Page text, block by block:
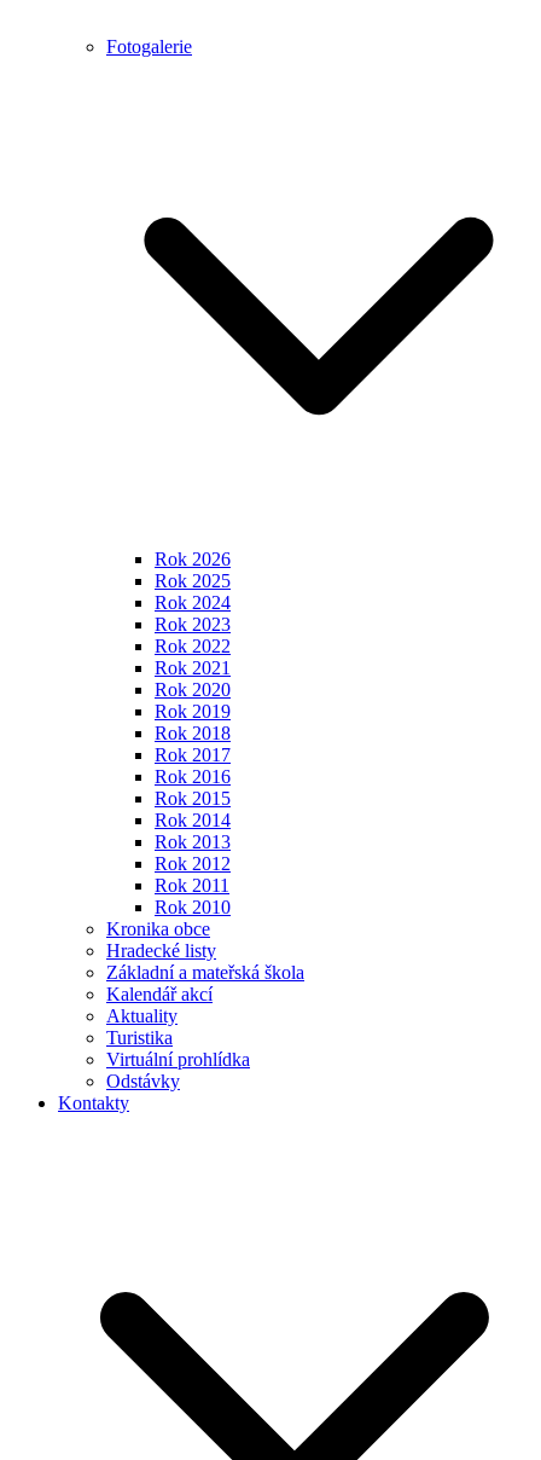
Fotogalerie
Rok 2026
Rok 2025
Rok 2024
Rok 2023
Rok 2022
Rok 2021
Rok 2020
Rok 2019
Rok 2018
Rok 2017
Rok 2016
Rok 2015
Rok 2014
Rok 2013
Rok 2012
Rok 2011
Rok 2010
Kronika obce
Hradecké listy
Základní a mateřská škola
Kalendář akcí
Aktuality
Turistika
Virtuální prohlídka
Odstávky
Kontakty